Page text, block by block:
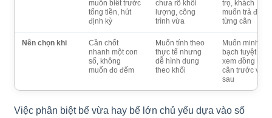
muốn biết trước
tổng tiền, hút
định kỳ
chưa rõ khối
lượng, công
trình vừa
trọ, khách
muốn trả đúng
từng cân
Nên chọn khi
Cần chốt
nhanh một con
số, không
muốn đo đếm
Muốn tính theo
thực tế nhưng
dễ hình dung
theo khối
Muốn minh
bạch tuyệt đối,
xem đồng hồ
cân trước và
sau
Việc phân biệt bể vừa hay bể lớn chủ yếu dựa vào số